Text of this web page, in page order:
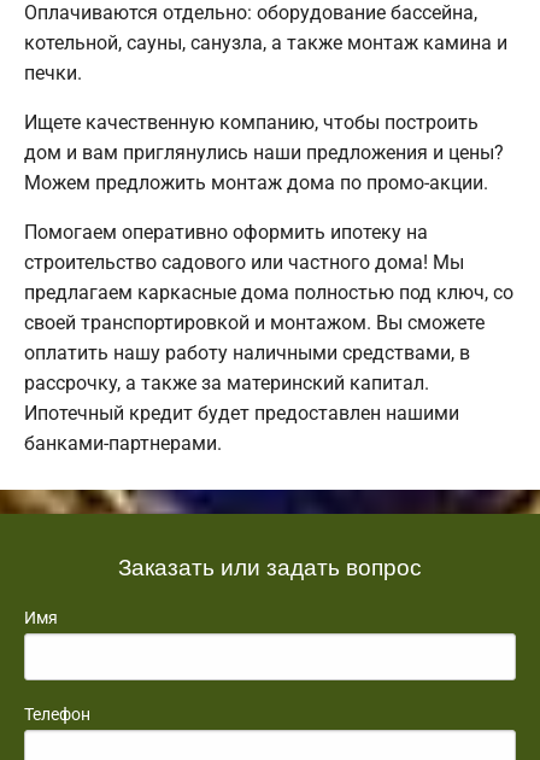
Оплачиваются отдельно: оборудование бассейна,
котельной, сауны, санузла, а также монтаж камина и
печки.
Ищете качественную компанию, чтобы построить
дом и вам приглянулись наши предложения и цены?
Можем предложить монтаж дома по промо-акции.
Помогаем оперативно оформить ипотеку на
строительство садового или частного дома! Мы
предлагаем каркасные дома полностью под ключ, со
своей транспортировкой и монтажом. Вы сможете
оплатить нашу работу наличными средствами, в
рассрочку, а также за материнский капитал.
Ипотечный кредит будет предоставлен нашими
банками-партнерами.
Заказать или задать вопрос
Имя
Телефон